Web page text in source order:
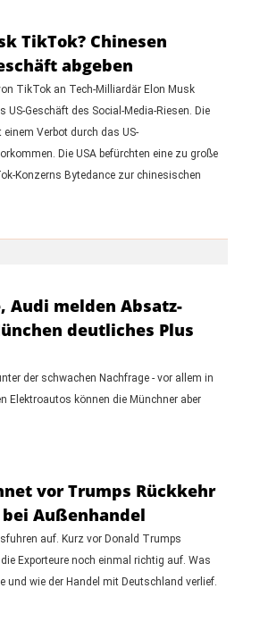
TikTok? Chinesen
abgeben
TikTok an Tech-Milliardär Elon Musk
US-Geschäft des Social-Media-Riesen. Die
Verbot durch das US-
Die USA befürchten eine zu große
Konzerns Bytedance zur chinesischen
Audi melden Absatz-
deutliches Plus
der schwachen Nachfrage - vor allem in
Elektroautos können die Münchner aber
vor Trumps Rückkehr
Außenhandel
auf. Kurz vor Donald Trumps
Exporteure noch einmal richtig auf. Was
und wie der Handel mit Deutschland verlief.